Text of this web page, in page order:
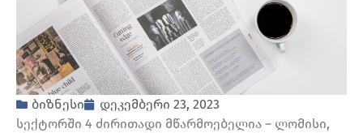
ბიზნესი
დეკემბერი 23, 2023
სექტორში 4 ძირითადი მწარმოებელია – ლომისი,